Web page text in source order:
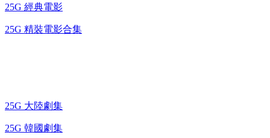
25G 經典電影
25G 精裝電影合集
25G 大陸劇集
25G 韓國劇集